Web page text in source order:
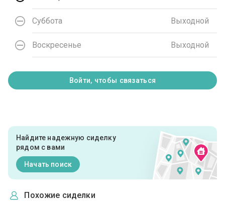
Суббота Выходной
Воскресенье Выходной
Войти, чтобы связаться
Найдите надежную сиделку
рядом с вами
Начать поиск
Похожие сиделки